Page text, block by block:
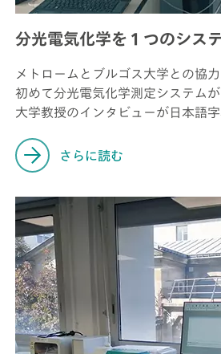
分光電気化学を１つのシス
メトロームとブルゴス大学との協
初めて分光電気化学測定システム
大学教授のインタビューが日本語
さらに読む